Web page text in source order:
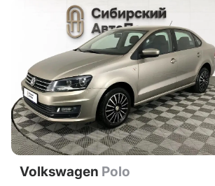
Volkswagen Polo